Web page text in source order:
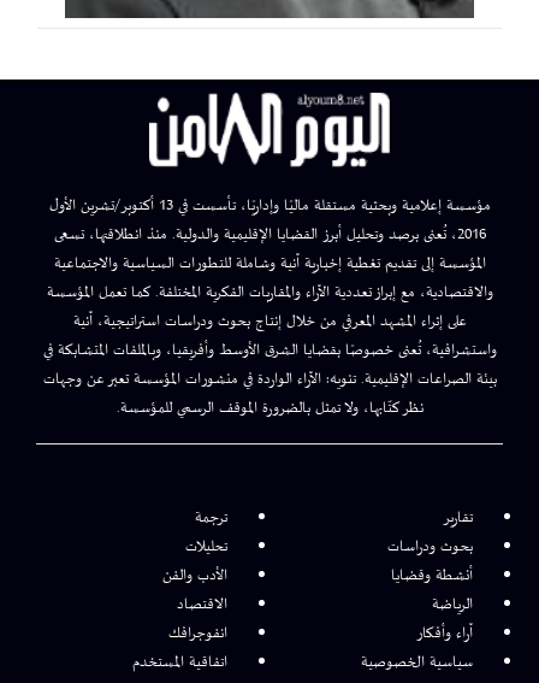
مؤسسة إعلامية وبحثية مستقلة ماليًا وإداريًا، تأسست في 13 أكتوبر/تشرين الأول
2016، تُعنى برصد وتحليل أبرز القضايا الإقليمية والدولية. منذ انطلاقتها، تسعى
المؤسسة إلى تقديم تغطية إخبارية آنية وشاملة للتطورات السياسية والاجتماعية
والاقتصادية، مع إبراز تعددية الآراء والمقاربات الفكرية المختلفة. كما تعمل المؤسسة
على إثراء المشهد المعرفي من خلال إنتاج بحوث ودراسات استراتيجية، آنية
واستشرافية، تُعنى خصوصًا بقضايا الشرق الأوسط وأفريقيا، وبالملفات المتشابكة في
بيئة الصراعات الإقليمية. تنويه: الآراء الواردة في منشورات المؤسسة تعبر عن وجهات
نظر كتّابها، ولا تمثل بالضرورة الموقف الرسمي للمؤسسة.
تقارير
ترجمة
بحوث ودراسات
تحليلات
أنشطة وقضايا
الأدب والفن
الرياضة
الاقتصاد
آراء وأفكار
انفوجرافك
سياسية الخصوصية
اتفاقية المستخدم